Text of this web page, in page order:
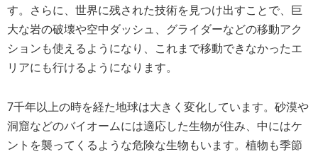
す。さらに、世界に残された技術を見つけ出すことで、巨
大な岩の破壊や空中ダッシュ、グライダーなどの移動アク
ションも使えるようになり、これまで移動できなかったエ
リアにも行けるようになります。
7千年以上の時を経た地球は大きく変化しています。砂漠や
洞窟などのバイオームには適応した生物が住み、中にはケ
ントを襲ってくるような危険な生物もいます。植物も季節